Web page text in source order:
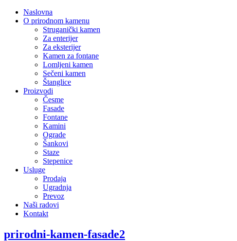
Naslovna
O prirodnom kamenu
Struganički kamen
Za enterijer
Za eksterijer
Kamen za fontane
Lomljeni kamen
Sečeni kamen
Štanglice
Proizvodi
Česme
Fasade
Fontane
Kamini
Ograde
Šankovi
Staze
Stepenice
Usluge
Prodaja
Ugradnja
Prevoz
Naši radovi
Kontakt
prirodni-kamen-fasade2